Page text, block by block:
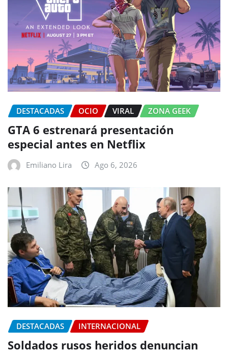
DESTACADAS OCIO VIRAL ZONA GEEK
GTA 6 estrenará presentación
especial antes en Netflix
Emiliano Lira Ago 6, 2026
DESTACADAS INTERNACIONAL
Soldados rusos heridos denuncian